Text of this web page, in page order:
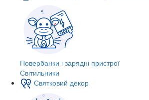
Повербанки і зарядні пристрої
Світильники
Святковий декор